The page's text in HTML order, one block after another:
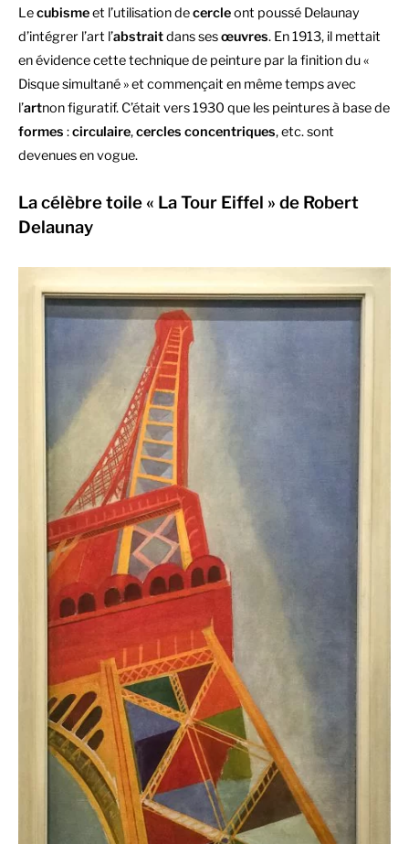
Lecubismeet l’utilisation decercleont poussé Delaunay
d’intégrer l’art l’abstraitdans sesœuvres. En 1913, il mettait
en évidence cette technique de peinture par la finition du «
Disque simultané » et commençait en même temps avec
l’artnon figuratif. C’était vers 1930 que les peintures à base de
formes :circulaire,cercles concentriques, etc. sont
devenues en vogue.
La célèbre toile « La Tour Eiffel » de Robert
Delaunay